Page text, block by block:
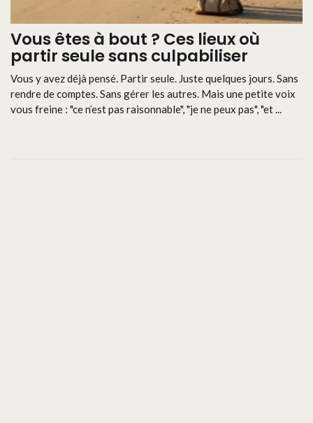
Vous êtes à bout ? Ces lieux où
partir seule sans culpabiliser
Vous y avez déjà pensé. Partir seule. Juste quelques jours. Sans
rendre de comptes. Sans gérer les autres. Mais une petite voix
vous freine : "ce n’est pas raisonnable", "je ne peux pas", "et ...